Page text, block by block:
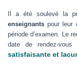
Il a été soulevé la
enseignantspour leur
période d’examen. Le
date de rendez-
satisfaisante et